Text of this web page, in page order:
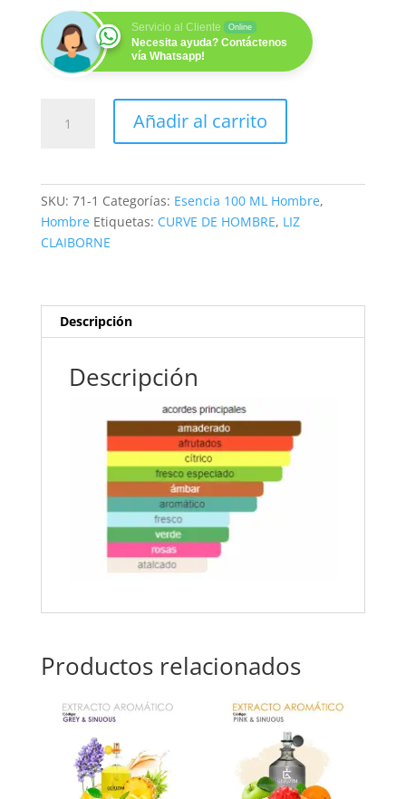
Servicio al Cliente Online
Necesita ayuda? Contáctenos
vía Whatsapp!
cantidad
Añadir al carrito
SKU: 71-1 Categorías: Esencia 100 ML Hombre,
Hombre Etiquetas: CURVE DE HOMBRE, LIZ
CLAIBORNE
Descripción
Descripción
Productos relacionados